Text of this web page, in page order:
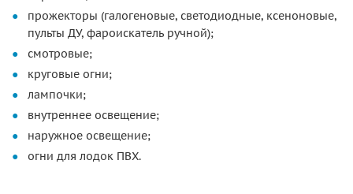
прожекторы (галогеновые, светодиодные, ксеноновые,
пульты ДУ, фароискатель ручной);
смотровые;
круговые огни;
лампочки;
внутреннее освещение;
наружное освещение;
огни для лодок ПВХ.